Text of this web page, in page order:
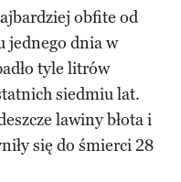
obfite od
jednego dnia w
tyle litrów
siedmiu lat.
lawiny błota i
się do śmierci 28